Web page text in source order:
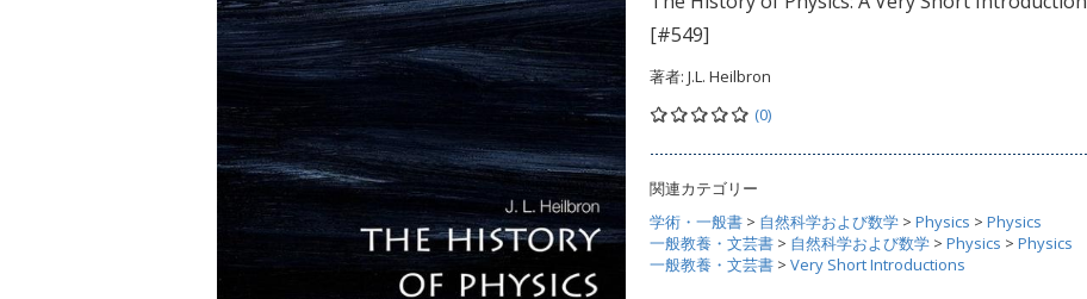
[#549]
著者: J.L. Heilbron
(0)
関連カテゴリー
学術・一般書 > 自然科学および数学 > Physics > Physics
一般教養・文芸書 > 自然科学および数学 > Physics > Physics
一般教養・文芸書 > Very Short Introductions